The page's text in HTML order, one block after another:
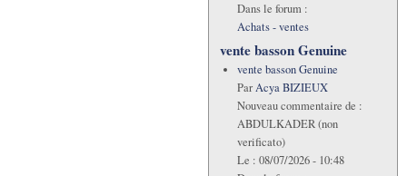
Dans le forum :
Achats - ventes
vente basson Genuine
vente basson Genuine
ParAcya BIZIEUX
Nouveau commentaire de :
ABDULKADER (non
verificato)
Le : 08/07/2026 - 10:48